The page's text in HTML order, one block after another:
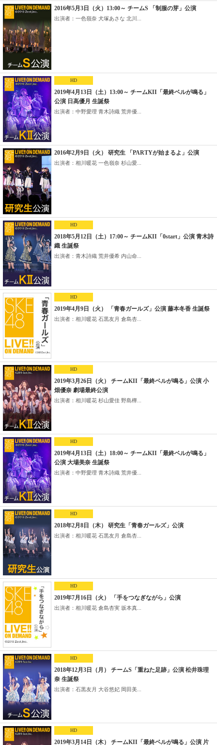
2016年5月3日（火）13:00～ チームS 「制服の芽」公演
出演者：一色嶺奈 犬塚あさな 北川...
HD
2019年4月13日（土）13:00～ チームKII「最終ベルが鳴る」
公演 日高優月 生誕祭
出演者：中野愛理 青木詩織 荒井優...
2016年2月9日（火） 研究生 「PARTYが始まるよ」公演
出演者：相川暖花 一色嶺奈 杉山愛...
HD
2018年5月12日（土）17:00～ チームKII「0start」公演 青木詩
織 生誕祭
出演者：青木詩織 荒井優希 内山命...
HD
2019年4月9日（火） 「青春ガールズ」公演 藤本冬香 生誕祭
出演者：相川暖花 石黒友月 倉島杏...
HD
2019年3月26日（火） チームKII「最終ベルが鳴る」公演 小
畑優奈 劇場最終公演
出演者：相川暖花 杉山愛佳 野島樺...
HD
2019年4月13日（土）18:00～ チームKII「最終ベルが鳴る」
公演 大場美奈 生誕祭
出演者：中野愛理 青木詩織 荒井優...
HD
2018年2月8日（木） 研究生「青春ガールズ」公演
出演者：相川暖花 石黒友月 倉島杏...
HD
2019年7月16日（火） 「手をつなぎながら」公演
出演者：相川暖花 倉島杏実 坂本真...
HD
2018年12月3日（月） チームS「重ねた足跡」公演 松井珠理
奈 生誕祭
出演者：石黒友月 大谷悠妃 岡田美...
HD
2019年3月14日（木） チームKII「最終ベルが鳴る」公演 片